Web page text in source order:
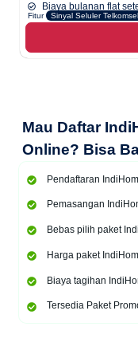
Biaya bulanan flat
Fitur Sinyal Seluler Telkomsel
Mau Daftar
Online? Bisa
Pendaftaran
Pemasangan
Bebas pilih paket
Harga paket
Biaya tagihan
Tersedia Paket